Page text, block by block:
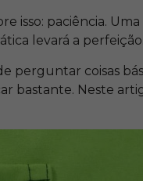
isso: paciência.
levará a perfeição.
perguntar coisas
bastante. Neste